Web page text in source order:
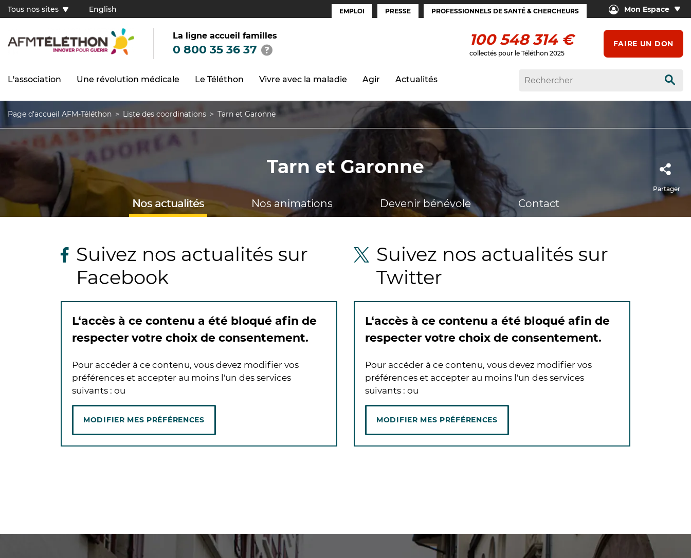
contenu
Tous
sites
(FR)
Tous nos sites English
Espaces
EMPLOI PRESSE PROFESSIONNELS DE SANTÉ & CHERCHEURS Mon Espace
La ligne accueil familles
0 800 35 36 37
100 548 314 €
collectés pour le Téléthon 2025
FAIRE UN DON
Navigation
L'association Une révolution médicale Le Téléthon Vivre avec la maladie Agir Actualités
Fil
d'Ariane
Page d'accueil AFM-Téléthon Liste des coordinations Tarn et Garonne
Tarn et Garonne
Partager
Nos actualités Nos animations Devenir bénévole Contact
Suivez nos actualités sur
Facebook
L‘accès à ce contenu a été bloqué afin de
respecter votre choix de consentement.
Pour accéder à ce contenu, vous devez modifier vos
préférences et accepter au moins l'un des services
suivants : ou
MODIFIER MES PRÉFÉRENCES
Suivez nos actualités sur
Twitter
L‘accès à ce contenu a été bloqué afin de
respecter votre choix de consentement.
Pour accéder à ce contenu, vous devez modifier vos
préférences et accepter au moins l'un des services
suivants : ou
MODIFIER MES PRÉFÉRENCES